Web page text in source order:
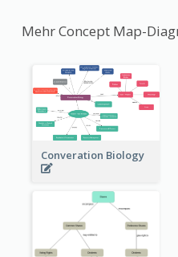
Mehr Concept Map-
Converation Biology